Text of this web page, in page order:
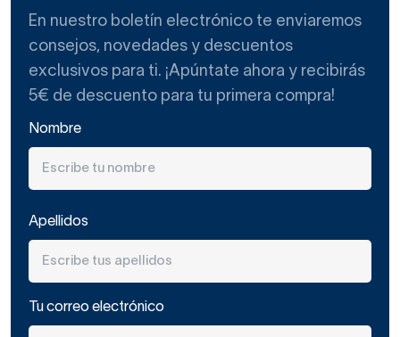
En nuestro boletín electrónico te enviaremos
consejos, novedades y descuentos
exclusivos para ti. ¡Apúntate ahora y recibirás
5€ de descuento para tu primera compra!
Nombre
Apellidos
Tu correo electrónico